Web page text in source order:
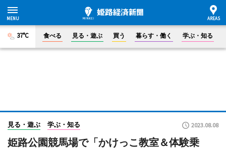
37°C 食べる 見る・遊ぶ 買う 暮らす・働く 学ぶ・知る
見る・遊ぶ 学ぶ・知る 2023.08.08
姫路公園競馬場で「かけっこ教室＆体験乗